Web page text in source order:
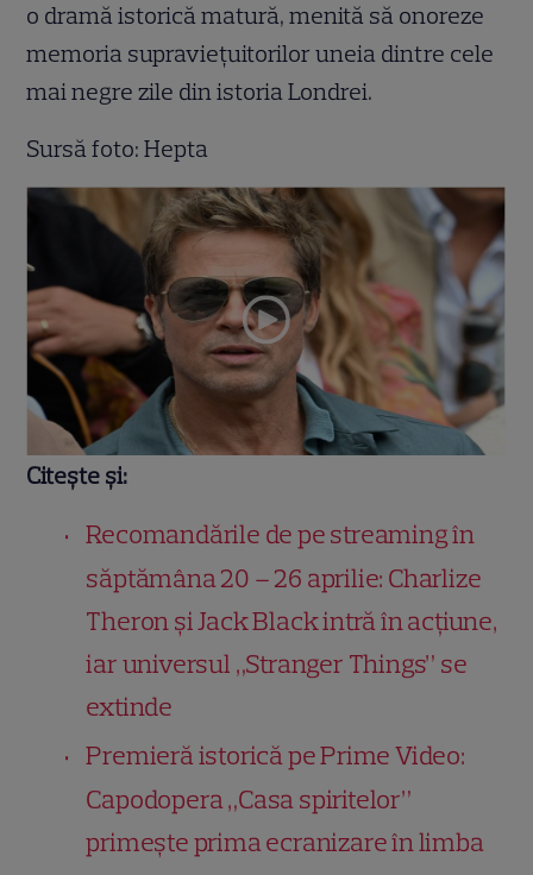
o dramă istorică matură, menită să onoreze
memoria supraviețuitorilor uneia dintre cele
mai negre zile din istoria Londrei.
Sursă foto: Hepta
Citește și:
Recomandările de pe streaming în
săptămâna 20 – 26 aprilie: Charlize
Theron și Jack Black intră în acțiune,
iar universul „Stranger Things” se
extinde
Premieră istorică pe Prime Video:
Capodopera „Casa spiritelor”
primește prima ecranizare în limba